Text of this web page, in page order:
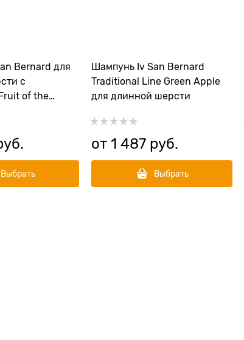
Bernard для
с
of the
Выбрать
Шампунь Iv San Bernard
Traditional Line Green Apple
для длинной шерсти
от 1 487 руб.
Выбрать